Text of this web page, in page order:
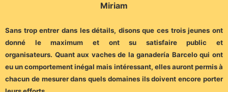
Miriam
Sans trop entrer dans les détails, disons que ces trois jeunes ont
donné le maximum et ont su satisfaire public et
organisateurs. Quant aux vaches de la ganadería Barcelo qui ont
eu un comportement inégal mais intéressant, elles auront permis à
chacun de mesurer dans quels domaines ils doivent encore porter